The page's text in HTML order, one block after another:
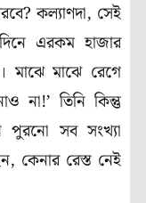
কল্যাণদা, সেই
এরকম হাজার
মাঝে মাঝে রেগে
না!’ তিনি কিন্তু
পুরনো সব সংখ্যা
কেনার রেস্ত নেই